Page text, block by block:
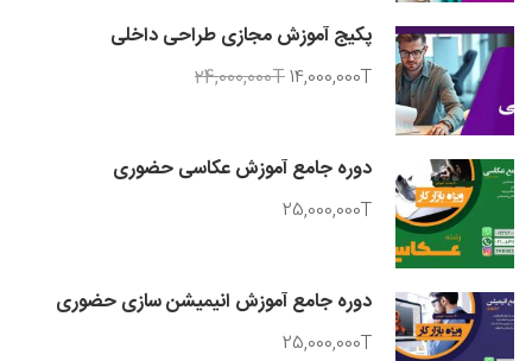
پکیج آموزش مجازی طراحی داخلی
24,000,000T14,000,000T
دوره جامع آموزش عکاسی حضوری
25,000,000T
دوره جامع آموزش انیمیشن سازی حضوری
25,000,000T